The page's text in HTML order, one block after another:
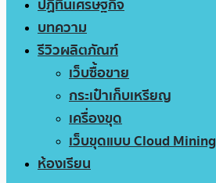
ปฏิทินเศรษฐกิจ
บทความ
รีวิวผลิตภัณฑ์
เว็บซื้อขาย
กระเป๋าเก็บเหรียญ
เครื่องขุด
เว็บขุดแบบ Cloud Mining
ห้องเรียน